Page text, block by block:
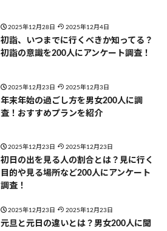
2025年12月28日 2025年12月4日
初詣、いつまでに行くべきか知ってる？
初詣の意識を200人にアンケート調査！
2025年12月23日 2025年12月3日
年末年始の過ごし方を男女200人に調
査！おすすめプランを紹介
2025年12月23日 2025年12月23日
初日の出を見る人の割合とは？見に行く
目的や見る場所など200人にアンケート
調査！
2025年12月23日 2025年12月23日
元旦と元日の違いとは？男女200人に聞